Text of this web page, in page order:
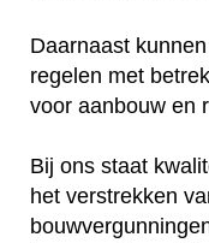
Daarnaast
regelen met
voor aanbouw en
Bij ons staat
het verstrekken